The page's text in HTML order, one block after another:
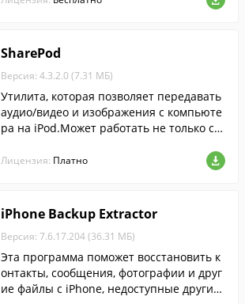
SharePod
Версия: 4.3.2.0 (7.31 МБ)
Утилита, которая позволяет передавать
аудио/видео и изображения с компьюте
ра на iPod.Может работать не только с i
вами Apple.
Лицензия: Платно
iPhone Backup Extractor
Версия: 7.6.17.204 (36.31 МБ)
Эта программа поможет восстановить к
онтакты, сообщения, фотографии и друг
ие файлы с iPhone, недоступные другим